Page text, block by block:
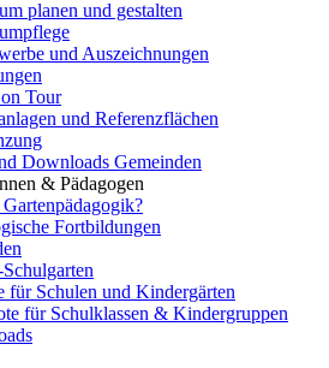
planen und gestalten
und Auszeichnungen
Tour
und Referenzflächen
Downloads Gemeinden
& Pädagogen
Gartenpädagogik?
Fortbildungen
für Schulen und Kindergärten
für Schulklassen & Kindergruppen